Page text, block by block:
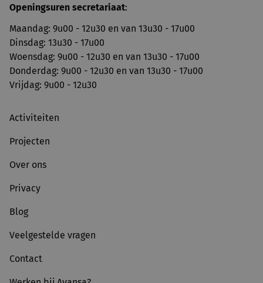
Openingsuren secretariaat:
Maandag: 9u00 - 12u30 en van 13u30 - 17u00
Dinsdag: 13u30 - 17u00
Woensdag: 9u00 - 12u30 en van 13u30 - 17u00
Donderdag: 9u00 - 12u30 en van 13u30 - 17u00
Vrijdag: 9u00 - 12u30
Activiteiten
Projecten
Over ons
Privacy
Blog
Veelgestelde vragen
Contact